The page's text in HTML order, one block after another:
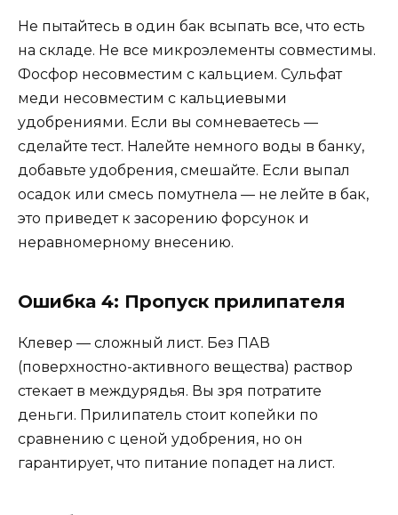
Не пытайтесь в один бак всыпать все, что есть
на складе. Не все микроэлементы совместимы.
Фосфор несовместим с кальцием. Сульфат
меди несовместим с кальциевыми
удобрениями. Если вы сомневаетесь —
сделайте тест. Налейте немного воды в банку,
добавьте удобрения, смешайте. Если выпал
осадок или смесь помутнела — не лейте в бак,
это приведет к засорению форсунок и
неравномерному внесению.
Ошибка 4: Пропуск прилипателя
Клевер — сложный лист. Без ПАВ
(поверхностно-активного вещества) раствор
стекает в междурядья. Вы зря потратите
деньги. Прилипатель стоит копейки по
сравнению с ценой удобрения, но он
гарантирует, что питание попадет на лист.